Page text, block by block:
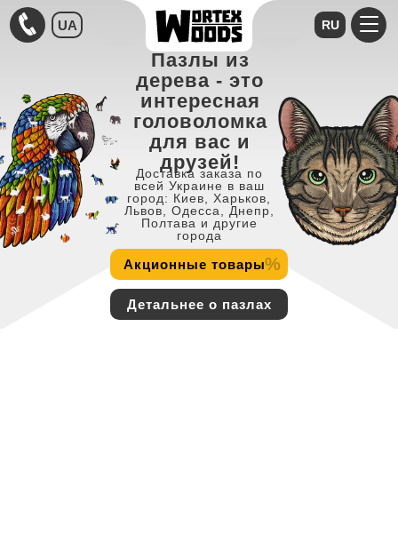
Акционные товары%
Пазлы из
дерева - это
интересная
головоломка
для вас и
друзей!
Доставка заказа по
всей Украине в ваш
город: Киев, Харьков,
Львов, Одесса, Днепр,
Полтава и другие
города
Детальнее о пазлах
UA RU